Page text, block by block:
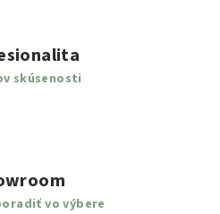
skúsenosti
vo výbere